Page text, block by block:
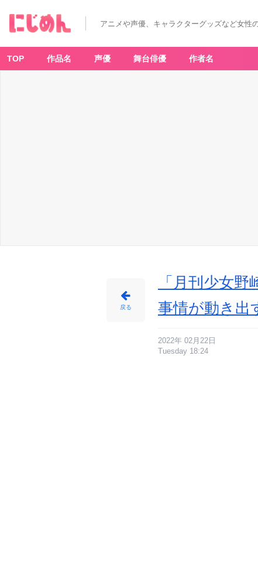
く
巻
アニメや声優、キャラクターグッズなど女性
TOP 作品名 声優 舞台俳優 作者名
戻る
「月刊少女
事情が動き出
2022年 02月22日
Tuesday 18:24